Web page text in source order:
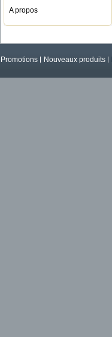
A propos
Promotions Nouveaux produits